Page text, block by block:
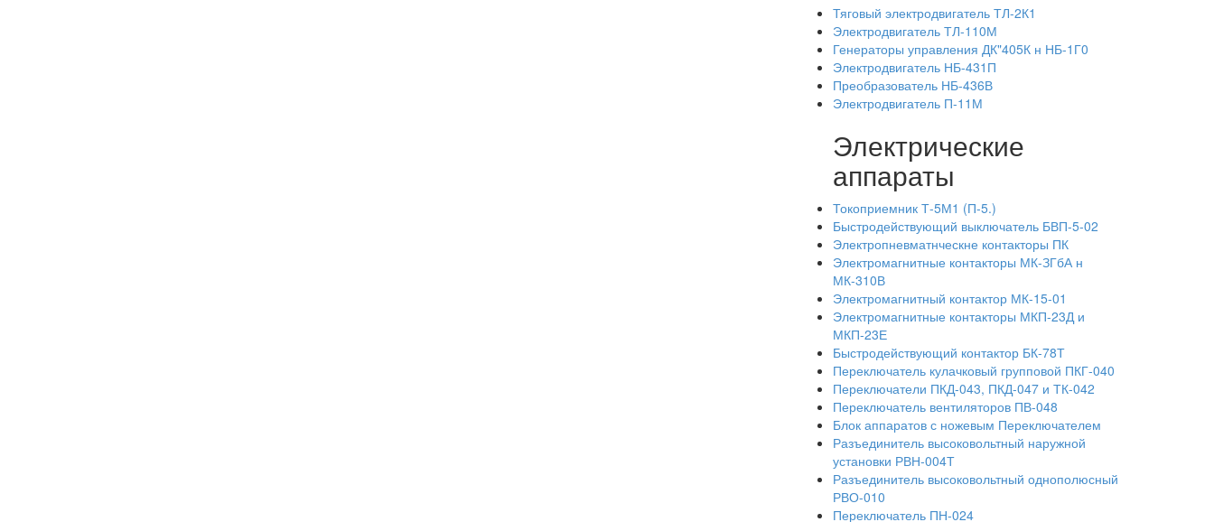
Тяговый электродвигатель ТЛ-2К1
Электродвигатель ТЛ-110М
Генераторы управления ДК"405К н НБ-1Г0
Электродвигатель НБ-431П
Преобразователь НБ-436В
Электродвигатель П-11М
Электрические
аппараты
Токоприемник Т-5М1 (П-5.)
Быстродействующий выключатель БВП-5-02
Электропневматнческне контакторы ПК
Электромагнитные контакторы МК-ЗГбА н
МК-310В
Электромагнитный контактор МК-15-01
Электромагнитные контакторы МКП-23Д и
МКП-23Е
Быстродействующий контактор БК-78Т
Переключатель кулачковый групповой ПКГ-040
Переключатели ПКД-043, ПКД-047 и ТК-042
Переключатель вентиляторов ПВ-048
Блок аппаратов с ножевым Переключателем
Разъединитель высоковольтный наружной
установки РВН-004Т
Разъединитель высоковольтный однополюсный
РВО-010
Переключатель ПН-024